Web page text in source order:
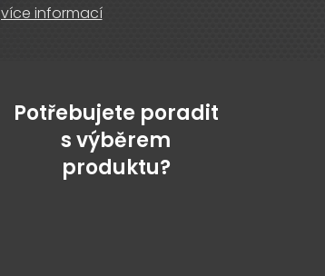
více informací
Potřebujete poradit
s výběrem
produktu?